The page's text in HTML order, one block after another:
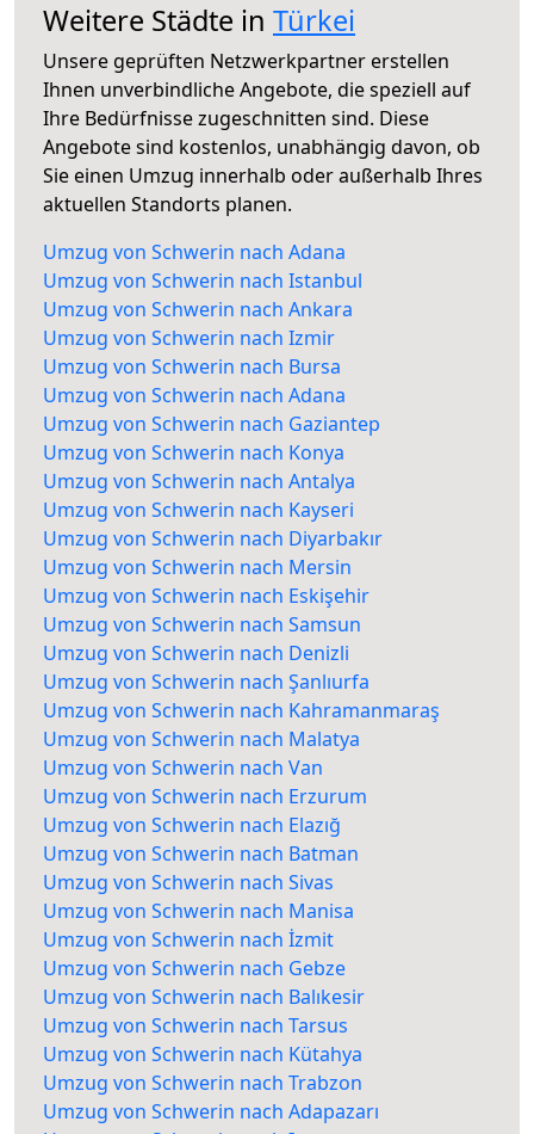
Weitere Städte in Türkei
Unsere geprüften Netzwerkpartner erstellen
Ihnen unverbindliche Angebote, die speziell auf
Ihre Bedürfnisse zugeschnitten sind. Diese
Angebote sind kostenlos, unabhängig davon, ob
Sie einen Umzug innerhalb oder außerhalb Ihres
aktuellen Standorts planen.
Umzug von Schwerin nach Adana
Umzug von Schwerin nach Istanbul
Umzug von Schwerin nach Ankara
Umzug von Schwerin nach Izmir
Umzug von Schwerin nach Bursa
Umzug von Schwerin nach Adana
Umzug von Schwerin nach Gaziantep
Umzug von Schwerin nach Konya
Umzug von Schwerin nach Antalya
Umzug von Schwerin nach Kayseri
Umzug von Schwerin nach Diyarbakır
Umzug von Schwerin nach Mersin
Umzug von Schwerin nach Eskişehir
Umzug von Schwerin nach Samsun
Umzug von Schwerin nach Denizli
Umzug von Schwerin nach Şanlıurfa
Umzug von Schwerin nach Kahramanmaraş
Umzug von Schwerin nach Malatya
Umzug von Schwerin nach Van
Umzug von Schwerin nach Erzurum
Umzug von Schwerin nach Elazığ
Umzug von Schwerin nach Batman
Umzug von Schwerin nach Sivas
Umzug von Schwerin nach Manisa
Umzug von Schwerin nach İzmit
Umzug von Schwerin nach Gebze
Umzug von Schwerin nach Balıkesir
Umzug von Schwerin nach Tarsus
Umzug von Schwerin nach Kütahya
Umzug von Schwerin nach Trabzon
Umzug von Schwerin nach Adapazarı